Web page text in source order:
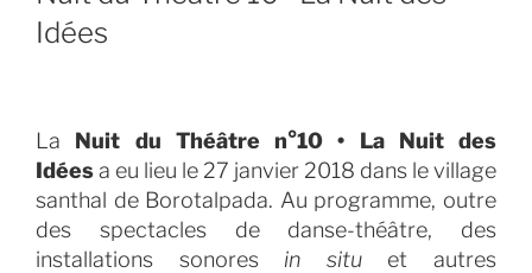
Idées
La Nuit du Théâtre n°10 • La Nuit des
Idéesa eu lieu le 27 janvier 2018 dans le village
santhal de Borotalpada. Au programme, outre
des spectacles de danse-théâtre, des
installations sonores in situet autres